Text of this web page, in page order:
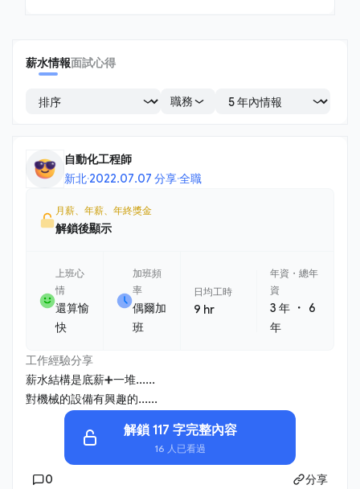
薪水情報面試心得
職務
自動化工程師
新北·2022.07.07 分享·全職
月薪、年薪、年終獎金
解鎖後顯示
上班心
情
還算愉
快
加班頻
率
偶爾加
班
日均工時
9 hr
年資・總年
資
3 年 ・
6
年
工作經驗分享
薪水結構是底薪➕一堆......
對機械的設備有興趣的......
解鎖 117 字完整內容
16 人已看過
0 分享